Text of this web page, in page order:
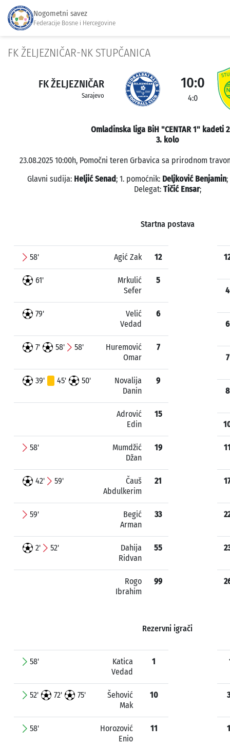
Nogometni savez
Federacije Bosne i Hercegovine
FK ŽELJEZNIČAR-NK STUPČANICA
FK ŽELJEZNIČAR
Sarajevo
10:0
4:0
Omladinska liga BiH "CENTAR 1" kadeti
3. kolo
23.08.2025 10:00h, Pomočni teren Grbavica sa prirodnom
Glavni sudija: Heljić Senad; 1. pomoćnik: Deljković Benjamin;
Delegat: Tičić Ensar;
Startna postava
58' Agić Zak 12
61'
Mrkulić
Sefer
5
79'
Velić
Vedad
6
7' 58' 58'
Huremović
Omar
7
39' 45' 50'
Novalija
Danin
9
Adrović
Edin
15
58'
Mumdžić
Džan
19
42' 59'
Čauš
Abdulkerim
21
59'
Begić
Arman
33
2' 52'
Dahija
Ridvan
55
Rogo
Ibrahim
99
4
6
7
8
Rezervni igrači
58'
Katica
Vedad
1
52' 72' 75'
Šehović
Mak
10
58'
Horozović
Enio
11